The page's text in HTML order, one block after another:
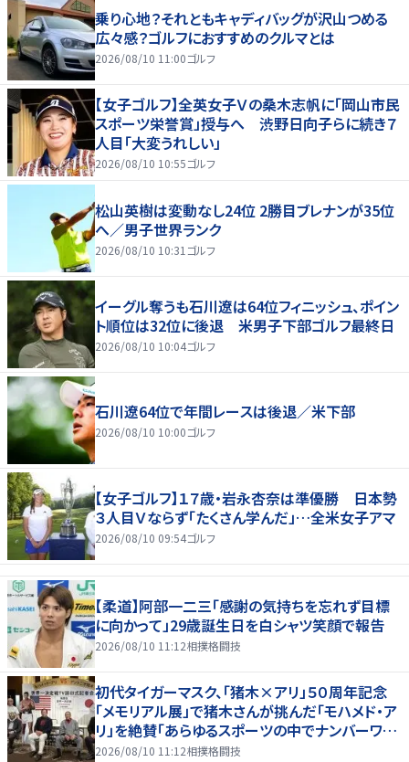
乗り心地？それともキャディバッグが沢山つめる
広々感？ゴルフにおすすめのクルマとは
2026/08/10 11:00ゴルフ
【女子ゴルフ】全英女子Ｖの桑木志帆に「岡山市民
スポーツ栄誉賞」授与へ 渋野日向子らに続き７
人目「大変うれしい」
2026/08/10 10:55ゴルフ
松山英樹は変動なし24位 2勝目ブレナンが35位
へ／男子世界ランク
2026/08/10 10:31 ゴルフ
イーグル奪うも石川遼は64位フィニッシュ、ポイン
ト順位は32位に後退 米男子下部ゴルフ最終日
2026/08/10 10:04ゴルフ
石川遼64位で年間レースは後退／米下部
2026/08/10 10:00ゴルフ
【女子ゴルフ】１７歳・岩永杏奈は準優勝 日本勢
３人目Ｖならず「たくさん学んだ」…全米女子アマ
2026/08/10 09:54ゴルフ
【柔道】阿部一二三「感謝の気持ちを忘れず目標
に向かって」29歳誕生日を白シャツ笑顔で報告
2026/08/10 11:12相撲格闘技
初代タイガーマスク、「猪木×アリ」５０周年記念
「メモリアル展」で猪木さんが挑んだ「モハメド・ア
リ」を絶賛「あらゆるスポーツの中でナンバーワン
の存在」
2026/08/10 11:12相撲格闘技